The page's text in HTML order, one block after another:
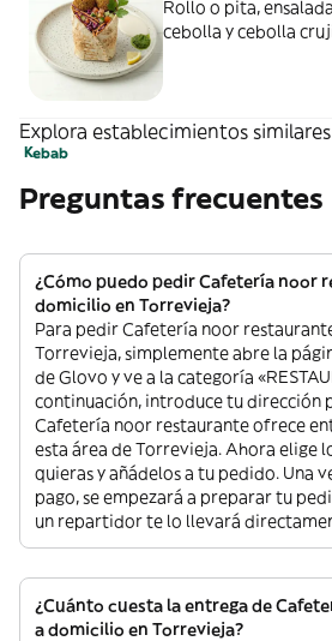
Rollo o pita,
cebolla y cebolla
Explora establecimientos
Kebab
Preguntas frecuentes
¿Cómo puedo pedir Cafetería noor
domicilio en Torrevieja?
Para pedir Cafetería noor
Torrevieja, simplemente abre la
de Glovo y ve a la categoría
continuación, introduce tu dirección
Cafetería noor restaurante ofrece
esta área de Torrevieja. Ahora elige
quieras y añádelos a tu pedido. Una
pago, se empezará a preparar tu
un repartidor te lo llevará
¿Cuánto cuesta la entrega de
a domicilio en Torrevieja?